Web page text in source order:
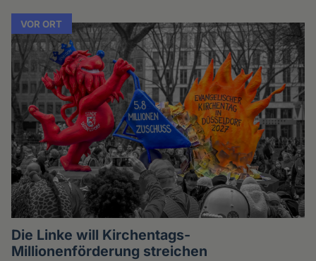
VOR ORT
Die Linke will Kirchentags-
Millionenförderung streichen